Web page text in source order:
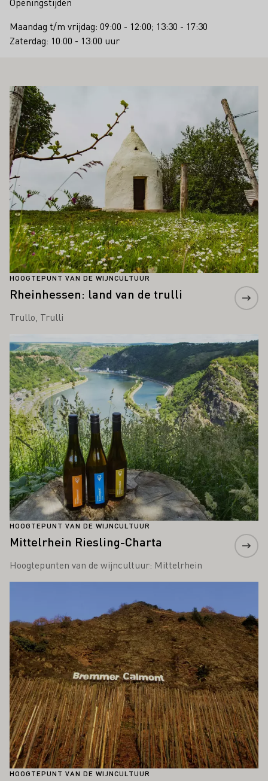
Maandag t/m vrijdag: 09:00 - 12:00; 13:30 - 17:30
Zaterdag: 10:00 - 13:00 uur
INTERESSEREN
HOOGTEPUNT VAN DE WIJNCULTUUR
Rheinhessen: land van de trulli
Trullo, Trulli
Meer informatie
HOOGTEPUNT VAN DE WIJNCULTUUR
Mittelrhein Riesling-Charta
Hoogtepunten van de wijncultuur: Mittelrhein
Meer informatie
HOOGTEPUNT VAN DE WIJNCULTUUR